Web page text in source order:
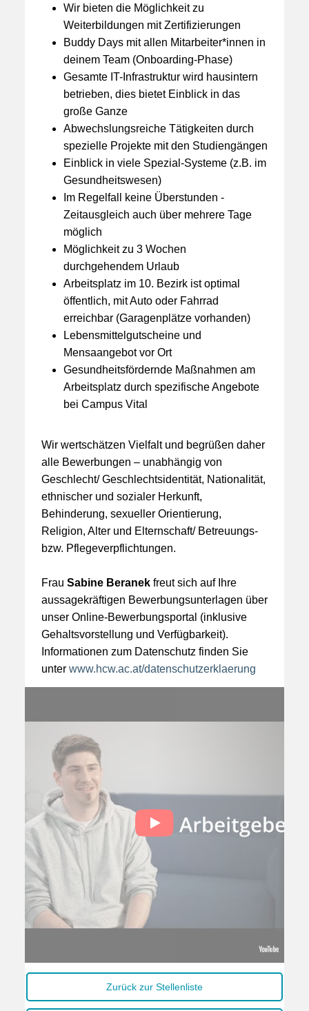
Wir bieten die Möglichkeit zu
Weiterbildungen mit Zertifizierungen
Buddy Days mit allen Mitarbeiter*innen in
deinem Team (Onboarding-Phase)
Gesamte IT-Infrastruktur wird hausintern
betrieben, dies bietet Einblick in das
große Ganze
Abwechslungsreiche Tätigkeiten durch
spezielle Projekte mit den Studiengängen
Einblick in viele Spezial-Systeme (z.B. im
Gesundheitswesen)
Im Regelfall keine Überstunden -
Zeitausgleich auch über mehrere Tage
möglich
Möglichkeit zu 3 Wochen
durchgehendem Urlaub
Arbeitsplatz im 10. Bezirk ist optimal
öffentlich, mit Auto oder Fahrrad
erreichbar (Garagenplätze vorhanden)
Lebensmittelgutscheine und
Mensaangebot vor Ort
Gesundheitsfördernde Maßnahmen am
Arbeitsplatz durch spezifische Angebote
bei Campus Vital
Wir wertschätzen Vielfalt und begrüßen daher
alle Bewerbungen – unabhängig von
Geschlecht/ Geschlechtsidentität, Nationalität,
ethnischer und sozialer Herkunft,
Behinderung, sexueller Orientierung,
Religion, Alter und Elternschaft/ Betreuungs-
bzw. Pflegeverpflichtungen.
Frau Sabine Beranek freut sich auf Ihre
aussagekräftigen Bewerbungsunterlagen über
unser Online-Bewerbungsportal (inklusive
Gehaltsvorstellung und Verfügbarkeit).
Informationen zum Datenschutz finden Sie
unter www.hcw.ac.at/datenschutzerklaerung
Zurück zur Stellenliste